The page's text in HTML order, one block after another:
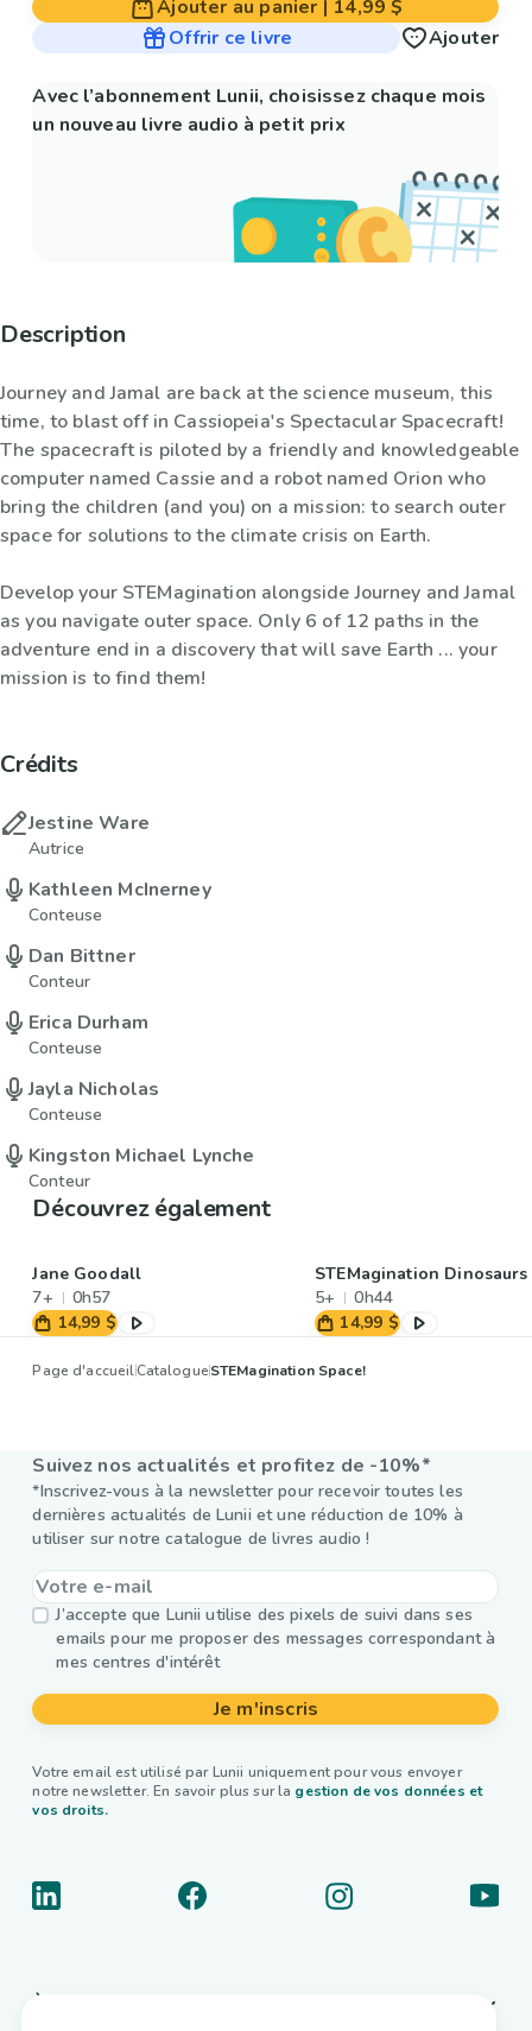
Ajouter au panier | 14,99 $
Offrir ce livre
Ajouter
Avec l’abonnement Lunii, choisissez chaque mois
un nouveau livre audio à petit prix
Description
Journey and Jamal are back at the science museum, this
time, to blast off in Cassiopeia's Spectacular Spacecraft!
The spacecraft is piloted by a friendly and knowledgeable
computer named Cassie and a robot named Orion who
bring the children (and you) on a mission: to search outer
space for solutions to the climate crisis on Earth.
Develop your STEMagination alongside Journey and Jamal
as you navigate outer space. Only 6 of 12 paths in the
adventure end in a discovery that will save Earth ... your
mission is to find them!
Crédits
Jestine Ware
Autrice
Kathleen McInerney
Conteuse
Dan Bittner
Conteur
Erica Durham
Conteuse
Jayla Nicholas
Conteuse
Kingston Michael Lynche
Conteur
Découvrez également
Jane Goodall
7+
0h57
14,99 $
STEMagination Dinosaurs
5+
0h44
14,99 $
Page d'accueilCatalogueSTEMagination Space!
Suivez nos actualités et profitez de -10%*
*Inscrivez-vous à la newsletter pour recevoir toutes les
dernières actualités de Lunii et une réduction de 10% à
utiliser sur notre catalogue de livres audio !
J’accepte que Lunii utilise des pixels de suivi dans ses
emails pour me proposer des messages correspondant à
mes centres d'intérêt
Je m'inscris
Votre email est utilisé par Lunii uniquement pour vous envoyer
notre newsletter. En savoir plus sur la gestion de vos données et
vos droits.